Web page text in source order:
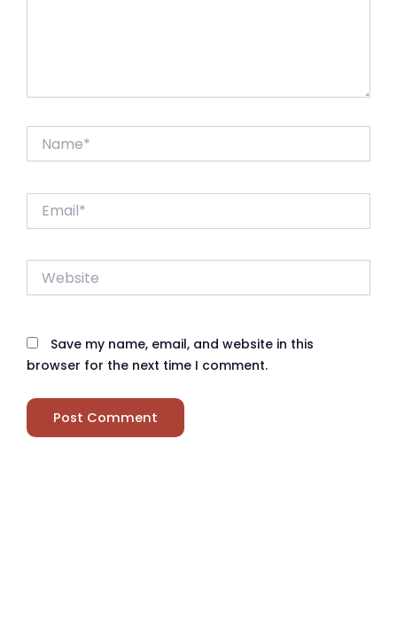
Website
Save my name, email, and website in this
browser for the next time I comment.